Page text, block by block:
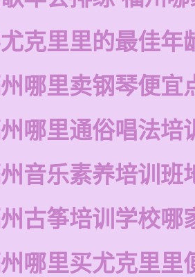
克里里的最佳年
哪里卖钢琴便宜
哪里通俗唱法培
音乐素养培训班
古筝培训学校哪
哪里买尤克里里